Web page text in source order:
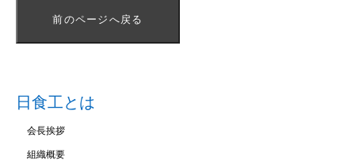
前のページへ戻る
日食工とは
会長挨拶
組織概要